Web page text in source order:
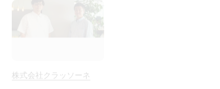
HubSpotで実現したクラッ